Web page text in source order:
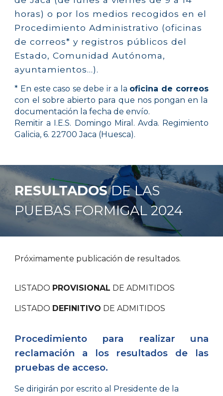
horas) o por los medios recogidos en el
Procedimiento Administrativo (oficinas
de correos* y registros públicos del
Estado, Comunidad Autónoma,
ayuntamientos…).
* En este caso se debe ir a la oficina de correos
con el sobre abierto para que nos pongan en la
documentación la fecha de envío.
Remitir a I.E.S. Domingo Miral. Avda. Regimiento
Galicia, 6. 22700 Jaca (Huesca).
RESULTADOSDE LAS
PUEBAS FORMIGAL2024
Próximamente publicación de resultados.
LISTADO PROVISIONAL DE ADMITIDOS
LISTADO DEFINITIVO DE ADMITIDOS
Procedimiento para realizar una
reclamación a los resultados de las
pruebas de acceso.
Se dirigirán por escrito al Presidente de la